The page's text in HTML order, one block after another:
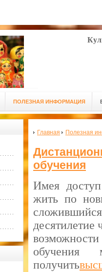
ПОЛЕЗНАЯ ИНФОРМАЦИЯ
Главная Полезная
обучения
Имея
жить по
десятилетие
обучения
получить